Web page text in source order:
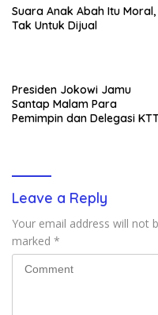
Suara Anak Abah Itu Moral,
Tak Untuk Dijual
Presiden Jokowi Jamu
Santap Malam Para
Pemimpin dan Delegasi
Leave a Reply
Your email address will not
marked *